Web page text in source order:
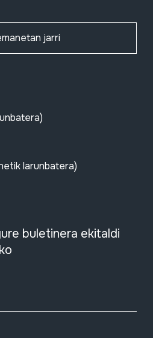
jarri
larunbatera)
buletinera ekitaldi